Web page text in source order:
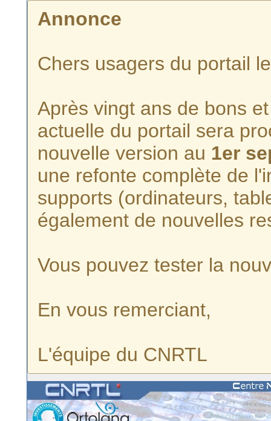
Annonce
Chers usagers du portail
Après vingt ans de bons
actuelle du portail sera
nouvelle version au 1er
une refonte complète de
supports (ordinateurs,
également de nouvelles
Vous pouvez tester la
En vous remerciant,
L'équipe du CNRTL